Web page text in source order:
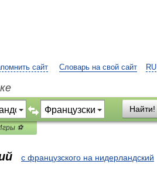
RU
сайт Словарь на свой сайт
Найти!
⚽
с французского на нидерландский